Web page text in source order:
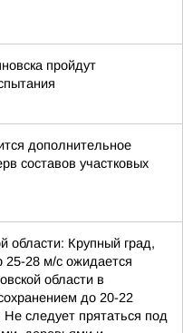
пройдут
дополнительное
составов участковых
области: Крупный град,
25-28 м/с ожидается
области в
до 20-22
Не следует прятаться под